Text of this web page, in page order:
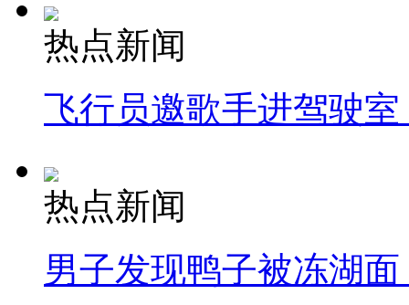
热点新闻
飞行员邀歌手进驾驶
热点新闻
男子发现鸭子被冻湖